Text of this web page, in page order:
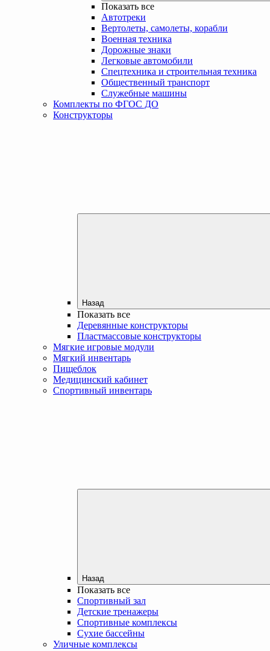
Показать все
Автотреки
Вертолеты, самолеты, корабли
Военная техника
Дорожные знаки
Легковые автомобили
Спецтехника и строительная техника
Общественный транспорт
Служебные машины
Комплекты по ФГОС ДО
Конструкторы
Назад
Показать все
Деревянные конструкторы
Пластмассовые конструкторы
Мягкие игровые модули
Мягкий инвентарь
Пищеблок
Медицинский кабинет
Спортивный инвентарь
Назад
Показать все
Спортивный зал
Детские тренажеры
Спортивные комплексы
Сухие бассейны
Уличные комплексы